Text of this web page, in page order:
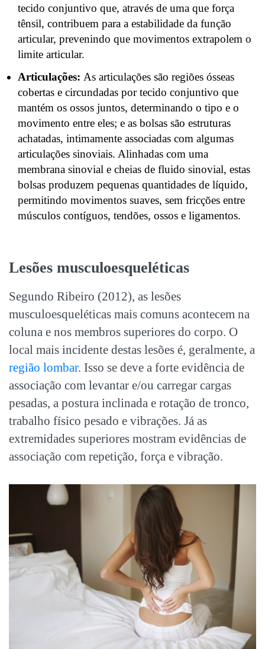
tecido conjuntivo que, através de uma que força
tênsil, contribuem para a estabilidade da função
articular, prevenindo que movimentos extrapolem o
limite articular.
Articulações: As articulações são regiões ósseas
cobertas e circundadas por tecido conjuntivo que
mantém os ossos juntos, determinando o tipo e o
movimento entre eles; e as bolsas são estruturas
achatadas, intimamente associadas com algumas
articulações sinoviais. Alinhadas com uma
membrana sinovial e cheias de fluido sinovial, estas
bolsas produzem pequenas quantidades de líquido,
permitindo movimentos suaves, sem fricções entre
músculos contíguos, tendões, ossos e ligamentos.
Lesões musculoesqueléticas
Segundo Ribeiro (2012), as lesões
musculoesqueléticas mais comuns acontecem na
coluna e nos membros superiores do corpo. O
local mais incidente destas lesões é, geralmente, a
região lombar. Isso se deve a forte evidência de
associação com levantar e/ou carregar cargas
pesadas, a postura inclinada e rotação de tronco,
trabalho físico pesado e vibrações. Já as
extremidades superiores mostram evidências de
associação com repetição, força e vibração.